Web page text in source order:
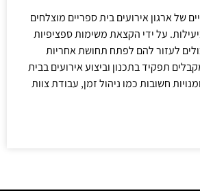
של ארגון אירועים בית ספריים מוצלחים
על ידי הקצאת משימות ספציפיות
לעזור להם לפתח תחושת אחריות
תפקיד בתכנון וביצוע אירועים בבית
חשובות כמו ניהול זמן, עבודת צוות